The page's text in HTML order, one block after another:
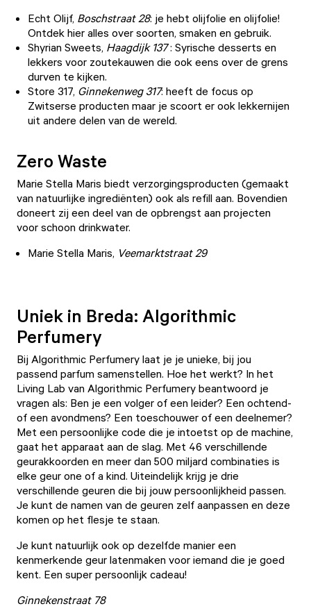
Echt Olijf, Boschstraat 28: je hebt olijfolie en olijfolie!
Ontdek hier alles over soorten, smaken en gebruik.
Shyrian Sweets, Haagdijk 137: Syrische desserts en
lekkers voor zoutekauwen die ook eens over de grens
durven te kijken.
Store 317, Ginnekenweg 317: heeft de focus op
Zwitserse producten maar je scoort er ook lekkernijen
uit andere delen van de wereld.
Zero Waste
Marie Stella Maris biedt verzorgingsproducten (gemaakt
van natuurlijke ingrediënten) ook als refill aan. Bovendien
doneert zij een deel van de opbrengst aan projecten
voor schoon drinkwater.
Marie Stella Maris, Veemarktstraat 29
Uniek in Breda: Algorithmic
Perfumery
Bij Algorithmic Perfumery laat je je unieke, bij jou
passend parfum samenstellen. Hoe het werkt? In het
Living Lab van Algorithmic Perfumery beantwoord je
vragen als: Ben je een volger of een leider? Een ochtend-
of een avondmens? Een toeschouwer of een deelnemer?
Met een persoonlijke code die je intoetst op de machine,
gaat het apparaat aan de slag. Met 46 verschillende
geurakkoorden en meer dan 500 miljard combinaties is
elke geur one of a kind. Uiteindelijk krijg je drie
verschillende geuren die bij jouw persoonlijkheid passen.
Je kunt de namen van de geuren zelf aanpassen en deze
komen op het flesje te staan.
Je kunt natuurlijk ook op dezelfde manier een
kenmerkende geur latenmaken voor iemand die je goed
kent. Een super persoonlijk cadeau!
Ginnekenstraat 78